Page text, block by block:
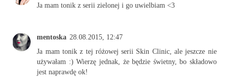
Ja mam tonik z serii zielonej i go uwielbiam <3
mentoska 28.08.2015, 12:47
Ja mam tonik z tej różowej serii Skin Clinic, ale jeszcze nie
używałam :) Wierzę jednak, że będzie świetny, bo składowo
jest naprawdę ok!